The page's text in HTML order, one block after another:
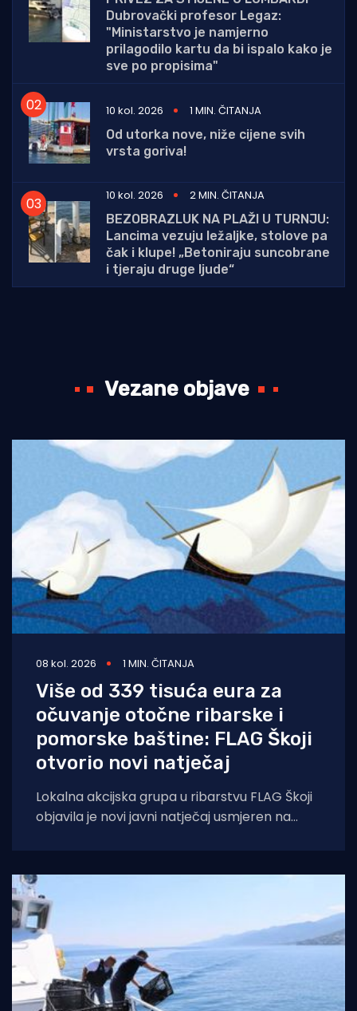
Dubrovački profesor Legaz:
"Ministarstvo je namjerno
prilagodilo kartu da bi ispalo kako je
sve po propisima"
10 kol. 2026
1 MIN. ČITANJA
Od utorka nove, niže cijene svih
vrsta goriva!
10 kol. 2026
2 MIN. ČITANJA
BEZOBRAZLUK NA PLAŽI U TURNJU:
Lancima vezuju ležaljke, stolove pa
čak i klupe! „Betoniraju suncobrane
i tjeraju druge ljude“
Vezane objave
08 kol. 2026 1 MIN. ČITANJA
Više od 339 tisuća eura za
očuvanje otočne ribarske i
pomorske baštine: FLAG Škoji
otvorio novi natječaj
Lokalna akcijska grupa u ribarstvu FLAG Škoji
objavila je novi javni natječaj usmjeren na